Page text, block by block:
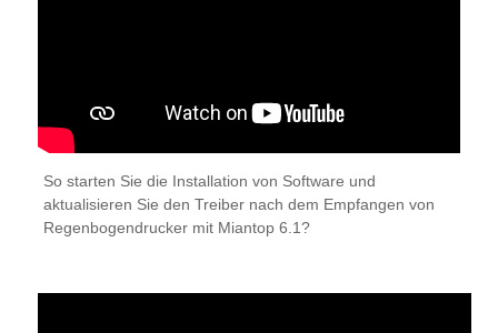
So starten Sie die Installation von Software und
aktualisieren Sie den Treiber nach dem Empfangen von
Regenbogendrucker mit Miantop 6.1?